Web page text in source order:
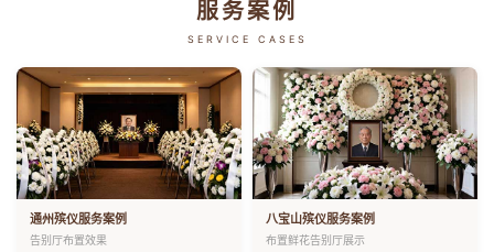
服务案例
SERVICE CASES
通州殡仪服务案例
告别厅布置效果
八宝山殡仪服务案例
布置鲜花告别厅展示